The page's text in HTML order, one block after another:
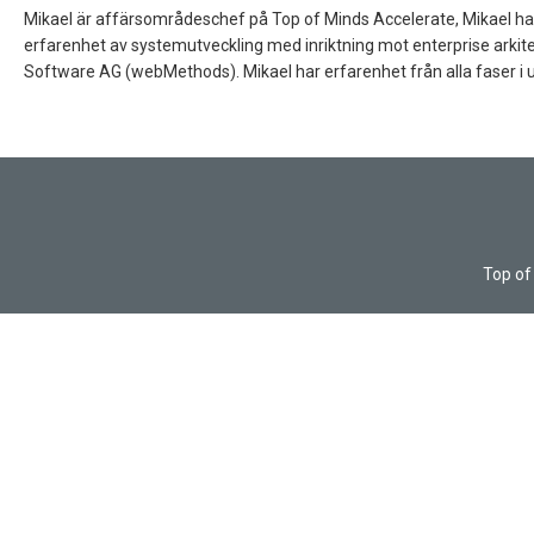
Mikael är affärsområdeschef på Top of Minds Accelerate, Mikael
erfarenhet av systemutveckling med inriktning mot enterprise
Software AG (webMethods). Mikael har erfarenhet från alla faser
Top of